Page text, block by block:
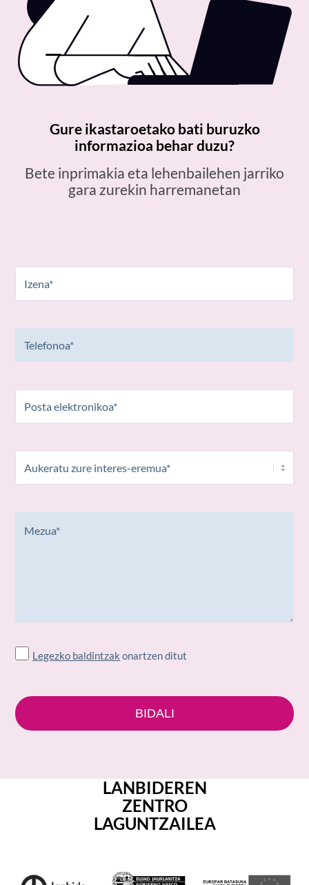
Gure ikastaroetako bati buruzko
informazioa behar duzu?
Bete inprimakia eta lehenbailehen jarriko
gara zurekin harremanetan
Legezko baldintzak onartzen ditut
LANBIDEREN
ZENTRO
LAGUNTZAILEA